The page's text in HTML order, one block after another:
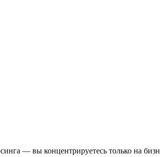
— вы концентрируетесь только на